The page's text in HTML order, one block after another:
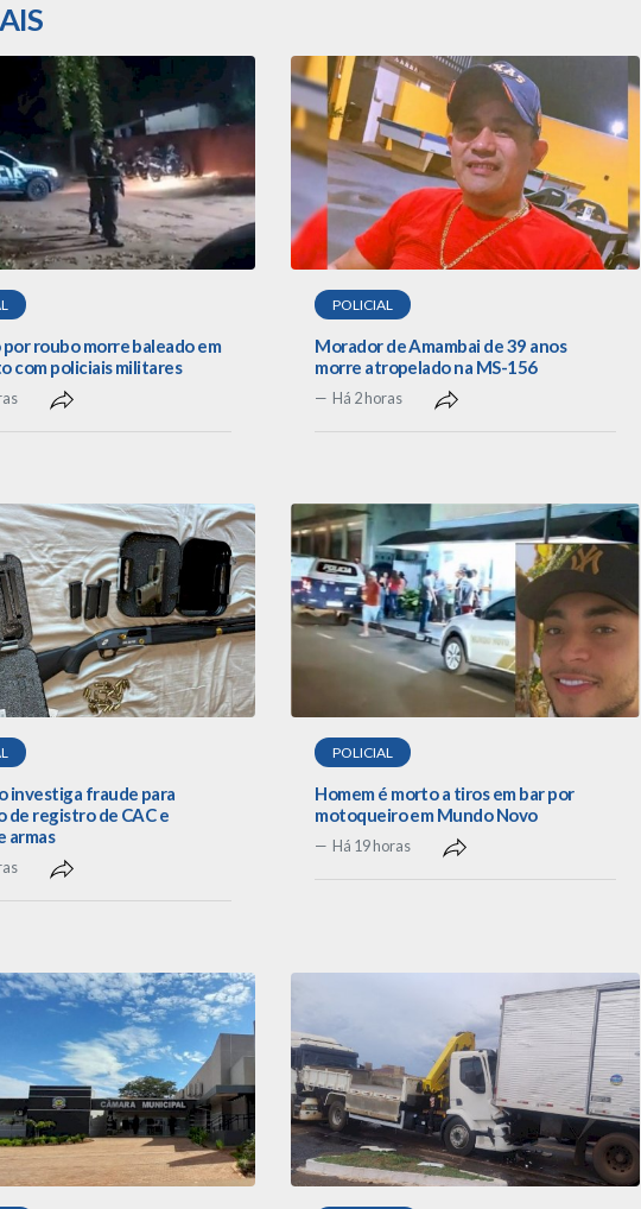
roubo morre baleado em
com policiais militares
POLICIAL
Morador de Amambai de 39 anos
morre atropelado na MS-156
Há 2 horas
investiga fraude para
de registro de CAC e
armas
POLICIAL
Homem é morto a tiros em bar por
motoqueiro em Mundo Novo
Há 19 horas